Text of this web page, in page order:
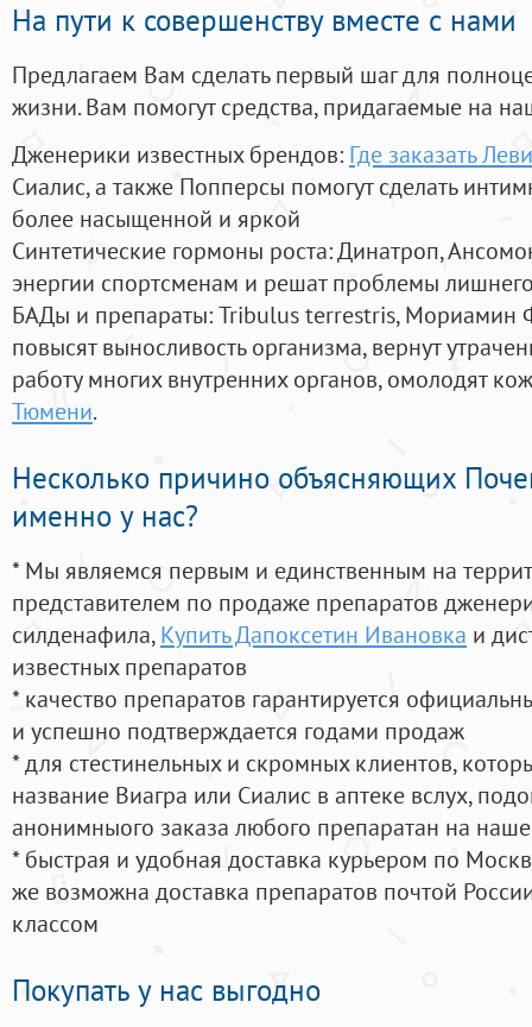
На пути к совершенству вместе с нами
Предлагаем Вам сделать первый шаг для
жизни. Вам помогут средства, придагаемые на
Дженерики известных брендов: Где заказать
Сиалис, а также Попперсы помогут сделать
более насыщенной и яркой
Синтетические гормоны роста: Динатроп,
энергии спортсменам и решат проблемы
БАДы и препараты:Tribulus terrestris, Мориамин
повысят выносливость организма, вернут
работу многих внутренних органов, омолодят
Тюмени.
Несколько причино объясняющих
именно у нас?
* Мы являемся первым и единственным на
представителем по продаже препаратов
силденафила, Купить Дапоксетин Ивановка и
известных препаратов
* качество препаратов гарантируется
и успешно подтверждается годами продаж
* для стестинельных и скромных клиентов,
название Виагра или Сиалис в аптеке вслух,
анонимныого заказа любого препаратан на
* быстрая и удобная доставка курьером по
же возможна доставка препаратов почтой
классом
Покупать у нас выгодно